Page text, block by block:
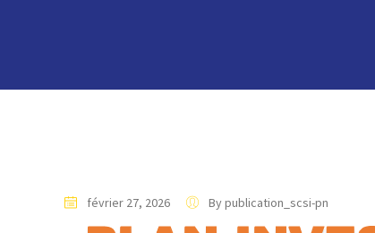
février 27, 2026 By publication_scsi-pn